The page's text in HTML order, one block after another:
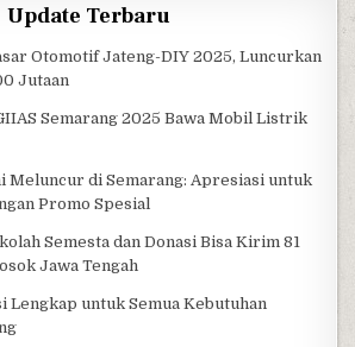
Update Terbaru
Otomotif Jateng-DIY 2025, Luncurkan
Jutaan
Semarang 2025 Bawa Mobil Listrik
Meluncur di Semarang: Apresiasi untuk
Promo Spesial
Semesta dan Donasi Bisa Kirim 81
Jawa Tengah
Lengkap untuk Semua Kebutuhan